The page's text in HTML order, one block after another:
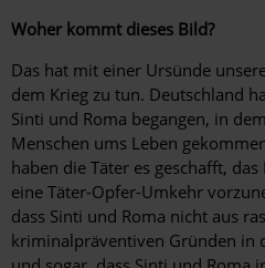
Woher kommt dieses Bild?
Das hat mit einer Ursünde
dem Krieg zu tun. Deutschland
Sinti und Roma begangen, in
Menschen ums Leben
haben die Täter es geschafft,
eine Täter-Opfer-Umkehr
dass Sinti und Roma nicht aus
kriminalpräventiven Gründen in